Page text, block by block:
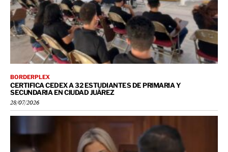
BORDERPLEX
CERTIFICA CEDEX A 32 ESTUDIANTES DE PRIMARIA Y
SECUNDARIA EN CIUDAD JUÁREZ
28/07/2026